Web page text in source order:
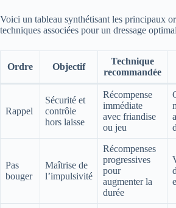
Voici un tableau synthétisant les principaux
techniques associées pour un dressage
Ordre Objectif
Technique
recommandée
Rappel
Sécurité et
contrôle
hors laisse
Récompense
immédiate
avec friandise
ou jeu
Pas
bouger
Maîtrise de
l’impulsivité
Récompenses
progressives
pour
augmenter la
durée